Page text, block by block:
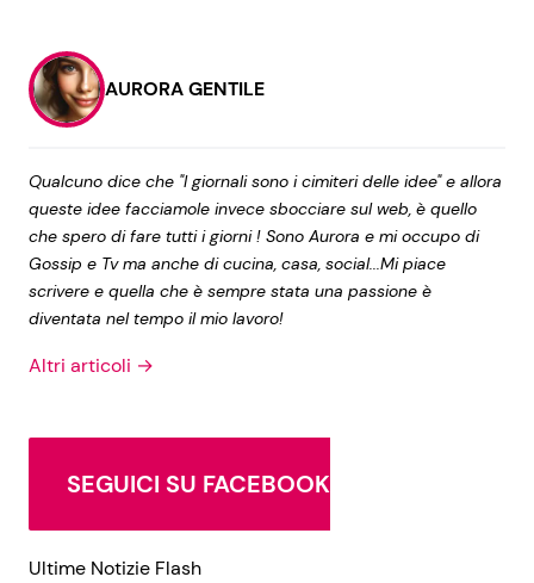
AURORA GENTILE
Qualcuno dice che "I giornali sono i cimiteri delle idee" e allora
queste idee facciamole invece sbocciare sul web, è quello
che spero di fare tutti i giorni ! Sono Aurora e mi occupo di
Gossip e Tv ma anche di cucina, casa, social...Mi piace
scrivere e quella che è sempre stata una passione è
diventata nel tempo il mio lavoro!
Altri articoli →
SEGUICI SU FACEBOOK
Ultime Notizie Flash